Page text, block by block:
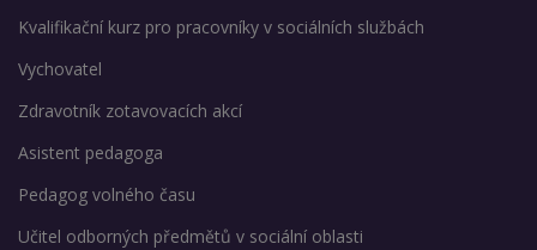
Kvalifikační kurz pro pracovníky v sociálních službách
Vychovatel
Zdravotník zotavovacích akcí
Asistent pedagoga
Pedagog volného času
Učitel odborných předmětů v sociální oblasti